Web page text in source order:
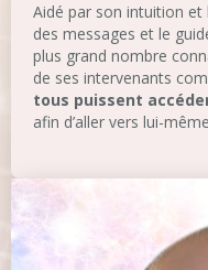
Aidé par son intuition et
des messages et le
plus grand nombre
de ses intervenants
tous puissent
afin d’aller vers lui-